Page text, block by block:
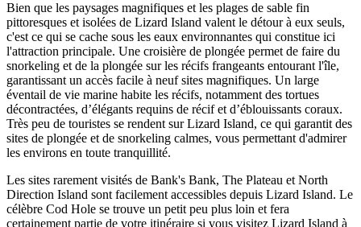
Bien que les paysages magnifiques et les plages de sable fin
pittoresques et isolées de Lizard Island valent le détour à eux seuls,
c'est ce qui se cache sous les eaux environnantes qui constitue ici
l'attraction principale. Une croisière de plongée permet de faire du
snorkeling et de la plongée sur les récifs frangeants entourant l'île,
garantissant un accès facile à neuf sites magnifiques. Un large
éventail de vie marine habite les récifs, notamment des tortues
décontractées, d’élégants requins de récif et d’éblouissants coraux.
Très peu de touristes se rendent sur Lizard Island, ce qui garantit des
sites de plongée et de snorkeling calmes, vous permettant d'admirer
les environs en toute tranquillité.
Les sites rarement visités de Bank's Bank, The Plateau et North
Direction Island sont facilement accessibles depuis Lizard Island. Le
célèbre Cod Hole se trouve un petit peu plus loin et fera
certainement partie de votre itinéraire si vous visitez Lizard Island à